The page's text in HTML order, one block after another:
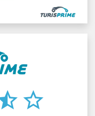
star_border